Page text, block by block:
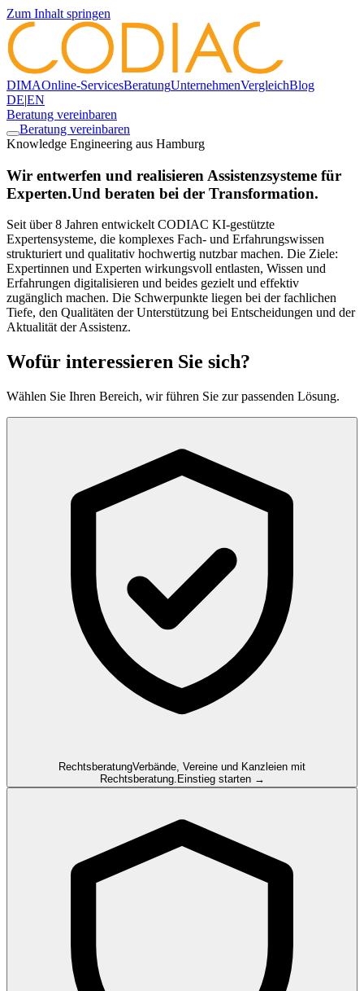
Zum Inhalt springen
DIMAOnline-ServicesBeratungUnternehmenVergleichBlog
DE|EN
Beratung vereinbaren
Beratung vereinbaren
Knowledge Engineering aus Hamburg
Wir entwerfen und realisieren Assistenzsysteme für
Experten.Und beraten bei der Transformation.
Seit über 8 Jahren entwickelt CODIAC KI-gestützte
Expertensysteme, die komplexes Fach- und Erfahrungswissen
strukturiert und qualitativ hochwertig nutzbar machen. Die Ziele:
Expertinnen und Experten wirkungsvoll entlasten, Wissen und
Erfahrungen digitalisieren und beides gezielt und effektiv
zugänglich machen. Die Schwerpunkte liegen bei der fachlichen
Tiefe, den Qualitäten der Unterstützung bei Entscheidungen und der
Aktualität der Assistenz.
Wofür interessieren Sie sich?
Wählen Sie Ihren Bereich, wir führen Sie zur passenden Lösung.
RechtsberatungVerbände, Vereine und Kanzleien mit
Rechtsberatung. Einstieg starten →